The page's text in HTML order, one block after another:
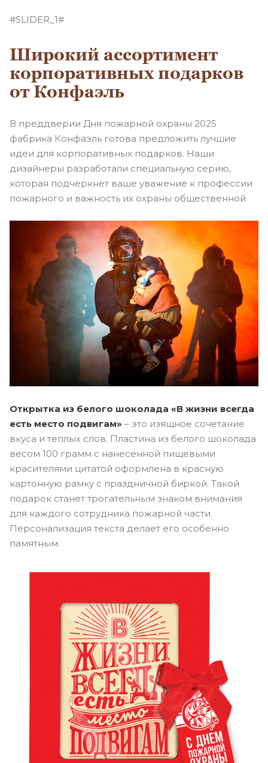
#SLIDER_1#
Широкий ассортимент
корпоративных подарков
от Конфаэль
В преддверии Дня пожарной охраны 2025
фабрика Конфаэль готова предложить лучшие
идеи для корпоративных подарков. Наши
дизайнеры разработали специальную серию,
которая подчеркнет ваше уважение к профессии
пожарного и важность их охраны общественной
Открытка из белого шоколада «В жизни всегда
есть место подвигам» – это изящное сочетание
вкуса и теплых слов. Пластина из белого шоколада
весом 100 грамм с нанесенной пищевыми
красителями цитатой оформлена в красную
картонную рамку с праздничной биркой. Такой
подарок станет трогательным знаком внимания
для каждого сотрудника пожарной части.
Персонализация текста делает его особенно
памятным.